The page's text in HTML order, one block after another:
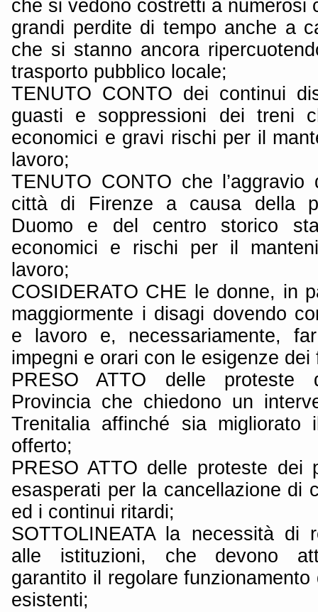
che si vedono costretti a numerosi
grandi perdite di tempo anche a
che si stanno ancora
trasporto pubblico locale;
TENUTO CONTO dei continui
guasti e soppressioni dei treni
economici e gravi rischi per il
lavoro;
TENUTO CONTO che
città di Firenze a causa della
Duomo e del centro storico
economici e rischi per il
lavoro;
COSIDERATO CHE le donne, in
maggiormente i disagi dovendo
e lavoro e, necessariamente,
impegni e orari con le esigenze dei
PRESO ATTO delle proteste
Provincia che chiedono un
Trenitalia affinché sia migliorato
offerto;
PRESO ATTO delle proteste dei
esasperati per la cancellazione di
ed i continui ritardi;
SOTTOLINEATA la necessità di
alle istituzioni, che devono
garantito il regolare
esistenti;